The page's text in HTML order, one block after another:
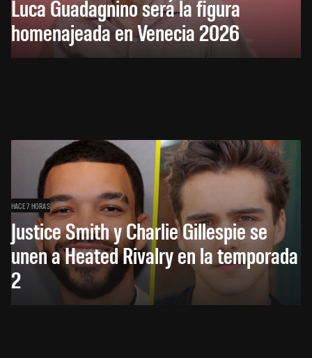
Luca Guadagnino será la figura
homenajeada en Venecia 2026
HACE 7 HORAS
Justice Smith y Charlie Gillespie se
unen a Heated Rivalry en la temporada
2